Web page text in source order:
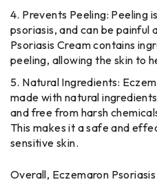
Prevents Peeling: Peeling
psoriasis, and can be painful
Psoriasis Cream contains
peeling, allowing the skin to
Natural Ingredients:
made with natural
and free from harsh
This makes it a safe and
sensitive skin.
Overall, Eczemaron